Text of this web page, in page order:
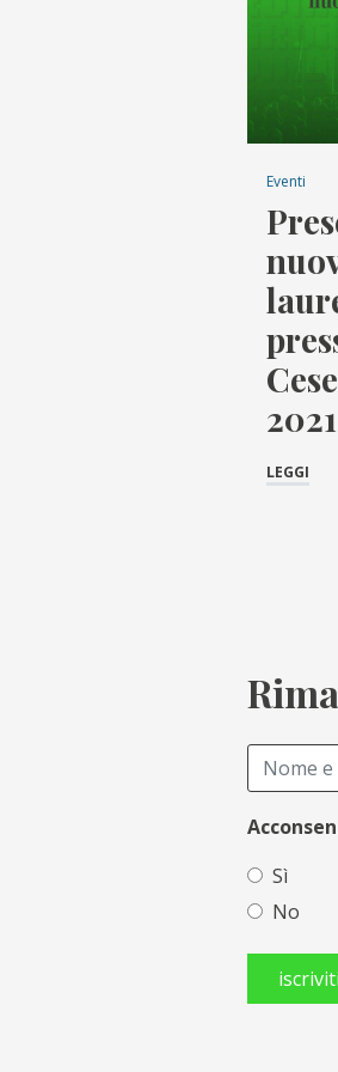
Eventi
LEGGI
Sì
No